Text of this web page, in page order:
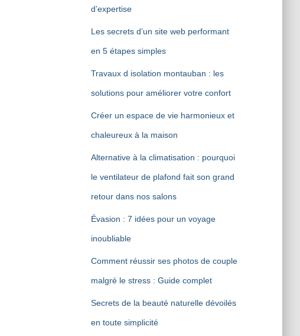
d’expertise
Les secrets d’un site web performant
en 5 étapes simples
Travaux d isolation montauban : les
solutions pour améliorer votre confort
Créer un espace de vie harmonieux et
chaleureux à la maison
Alternative à la climatisation : pourquoi
le ventilateur de plafond fait son grand
retour dans nos salons
Évasion : 7 idées pour un voyage
inoubliable
Comment réussir ses photos de couple
malgré le stress : Guide complet
Secrets de la beauté naturelle dévoilés
en toute simplicité